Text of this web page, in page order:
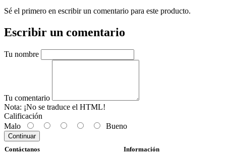
Sé el primero en escribir un comentario para este producto.
Escribir un comentario
Tu nombre
Tu comentario
Nota: ¡No se traduce el HTML!
Calificación
Malo
Bueno
Continuar
Contáctanos
Información